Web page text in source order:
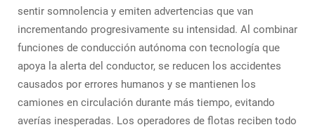
sentir somnolencia y emiten advertencias que van
incrementando progresivamente su intensidad. Al combinar
funciones de conducción autónoma con tecnología que
apoya la alerta del conductor, se reducen los accidentes
causados por errores humanos y se mantienen los
camiones en circulación durante más tiempo, evitando
averías inesperadas. Los operadores de flotas reciben todo